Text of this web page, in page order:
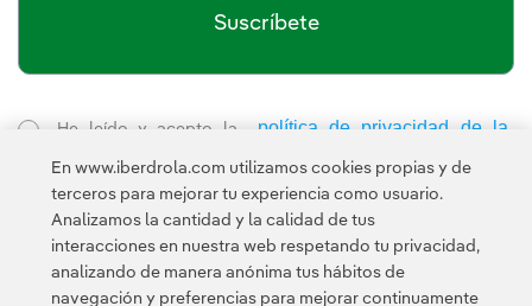
Suscríbete
He leído y acepto la
política de privacidad de la
Newsletter
Enlace externo, se abre en ventana nueva.
Esta página está protegida por reCAPTCHA y se aplican la
Política de privacidad y los
En www.iberdrola.com utilizamos cookies propias y de
terceros para mejorar tu experiencia como usuario.
Analizamos la cantidad y la calidad de tus
interacciones en nuestra web respetando tu privacidad,
analizando de manera anónima tus hábitos de
navegación y preferencias para mejorar continuamente